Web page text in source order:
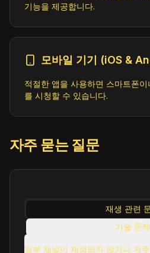
InWonder
https://amg00861-
t/amg00861-
amsungau/
MediBizTV (720p)
기능을 제공합니다.
모바일 기기 (iOS &
적절한 앱을 사용하면 스마트폰
를 시청할 수 있습니다.
자주 묻는 질문
재생 관련
기술 문제
사용 관련
일부 채널이 재생되지 않거나 자